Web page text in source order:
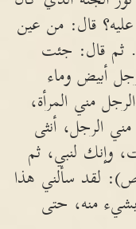
عليه؟ قال: من عين
ثم قال: جئت
أبيض وماء
مني المرأة،
مني الرجل، أنثى
وإنك لنبي، ثم
لقد سألني هذا
منه، حتى